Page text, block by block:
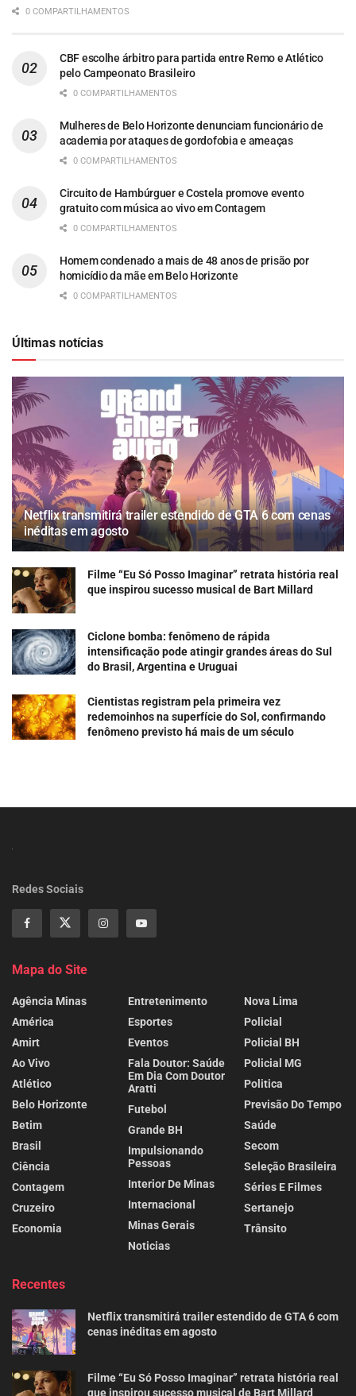
0 COMPARTILHAMENTOS
CBF escolhe árbitro para partida entre Remo e Atlético
pelo Campeonato Brasileiro
0 COMPARTILHAMENTOS
Mulheres de Belo Horizonte denunciam funcionário de
academia por ataques de gordofobia e ameaças
0 COMPARTILHAMENTOS
Circuito de Hambúrguer e Costela promove evento
gratuito com música ao vivo em Contagem
0 COMPARTILHAMENTOS
Homem condenado a mais de 48 anos de prisão por
homicídio da mãe em Belo Horizonte
0 COMPARTILHAMENTOS
Últimas notícias
Netflix transmitirá trailer estendido de GTA 6 com cenas
inéditas em agosto
Filme “Eu Só Posso Imaginar” retrata história real
que inspirou sucesso musical de Bart Millard
Ciclone bomba: fenômeno de rápida
intensificação pode atingir grandes áreas do Sul
do Brasil, Argentina e Uruguai
Cientistas registram pela primeira vez
redemoinhos na superfície do Sol, confirmando
fenômeno previsto há mais de um século
Redes Sociais
Mapa do Site
Agência Minas
América
Amirt
Ao Vivo
Atlético
Belo Horizonte
Betim
Brasil
Ciência
Contagem
Cruzeiro
Economia
Entretenimento
Esportes
Eventos
Fala Doutor: Saúde
Em Dia Com Doutor
Aratti
Futebol
Grande BH
Impulsionando
Pessoas
Interior De Minas
Internacional
Minas Gerais
Noticias
Nova Lima
Policial
Policial BH
Policial MG
Politica
Previsão Do Tempo
Saúde
Secom
Seleção Brasileira
Séries E Filmes
Sertanejo
Trânsito
Recentes
Netflix transmitirá trailer estendido de GTA 6 com
cenas inéditas em agosto
Filme “Eu Só Posso Imaginar” retrata história real
que inspirou sucesso musical de Bart Millard